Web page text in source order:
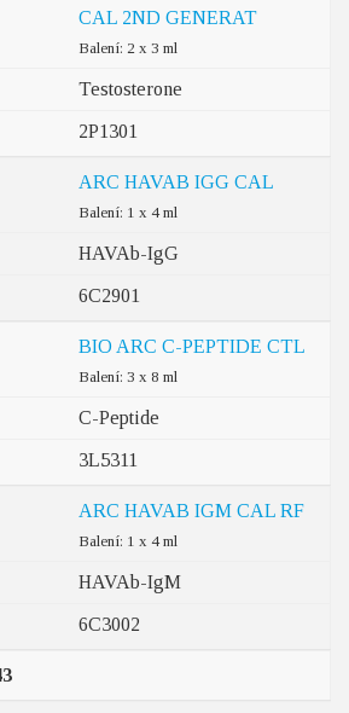
CAL 2ND GENERAT
Balení: 2 x 3 ml
Testosterone
2P1301
ARC HAVAB IGG CAL
Balení: 1 x 4 ml
HAVAb-IgG
6C2901
BIO ARC C-PEPTIDE CTL
Balení: 3 x 8 ml
C-Peptide
3L5311
ARC HAVAB IGM CAL RF
Balení: 1 x 4 ml
HAVAb-IgM
6C3002